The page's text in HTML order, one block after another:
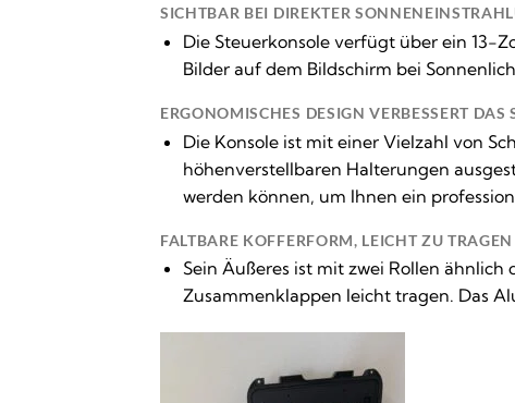
SICHTBAR BEI DIREKTER
Die Steuerkonsole verfügt über ein 13-
Bilder auf dem Bildschirm bei
ERGONOMISCHES DESIGN VERBESSERT DAS
Die Konsole ist mit einer Vielzahl von
höhenverstellbaren Halterungen
werden können, um Ihnen ein
FALTBARE KOFFERFORM, LEICHT ZU TRAGEN
Sein Äußeres ist mit zwei Rollen
Zusammenklappen leicht tragen. Das